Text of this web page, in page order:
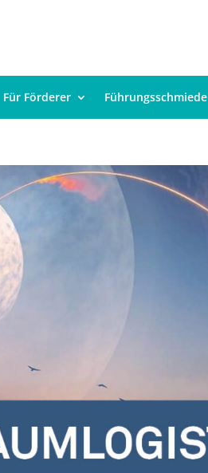
Für Förderer Führungsschmiede